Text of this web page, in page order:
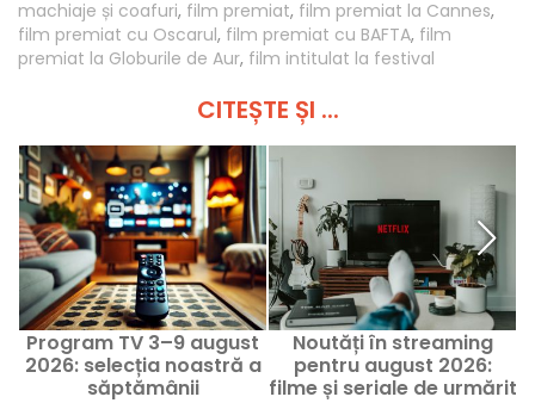
machiaje și coafuri, film premiat, film premiat la Cannes,
film premiat cu Oscarul, film premiat cu BAFTA, film
premiat la Globurile de Aur, film intitulat la festival
CITEȘTE ȘI ...
Program TV 3–9 august
2026: selecția noastră a
săptămânii
Noutăți în streaming
pentru august 2026:
filme și seriale de urmărit